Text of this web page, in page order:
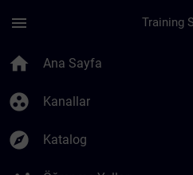
menu
home Ana Sayfa
group_work Kanallar
explore Katalog